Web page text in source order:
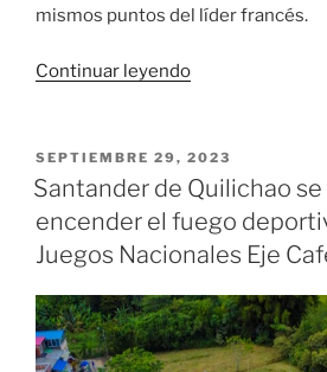
mismos puntos del líder francés.
Continuar leyendo«Colombia
en
el
Mundial
Sub
–
20
de
Ajedrez
PUBLICADO
EL
SEPTIEMBRE 29, 2023
Santander de Quilichao
encender el fuego
Juegos Nacionales Eje